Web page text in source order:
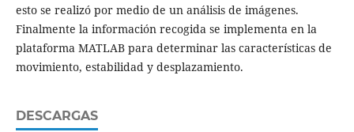
esto se realizó por medio de un análisis de imágenes.
Finalmente la información recogida se implementa en la
plataforma MATLAB para determinar las características de
movimiento, estabilidad y desplazamiento.
DESCARGAS